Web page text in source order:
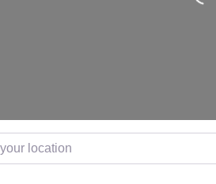
Loading…
location